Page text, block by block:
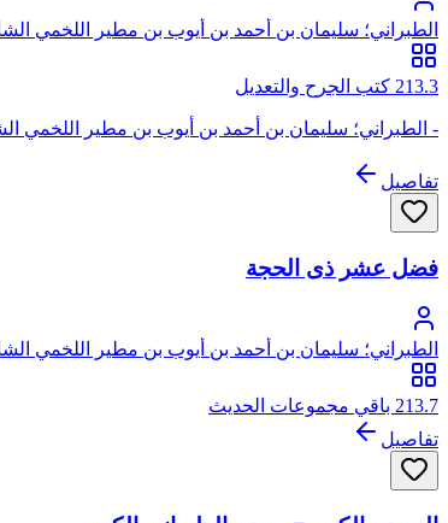
الطبراني؛ سليمان بن أحمد بن أيوب بن مطير اللخمي
213.3 كتب الجرح والتعديل
- الطبراني؛ سليمان بن أحمد بن أيوب بن مطير اللخمي
تفاصيل
فضل عشر ذى الحجة
الطبراني؛ سليمان بن أحمد بن أيوب بن مطير اللخمي
213.7 باقي مجموعات الحديث
تفاصيل